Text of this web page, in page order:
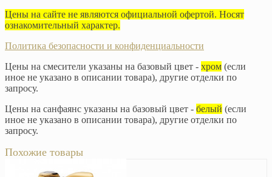
Цены на сайте не являются официальной офертой. Носят
ознакомительный характер.
Политика безопасности и конфиденциальности
Цены на смесители указаны на базовый цвет - хром (если
иное не указано в описании товара), другие отделки по
запросу.
Цены на санфаянс указаны на базовый цвет - белый (если
иное не указано в описании товара), другие отделки по
запросу.
Похожие товары